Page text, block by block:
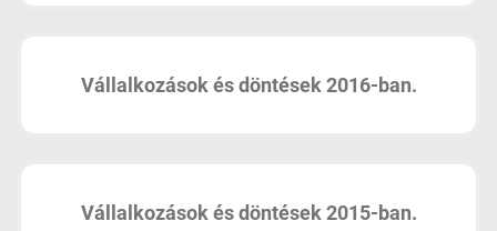
Vállalkozások és döntések 2016-ban.
Vállalkozások és döntések 2015-ban.